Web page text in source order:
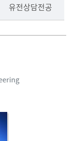
유전상담전공